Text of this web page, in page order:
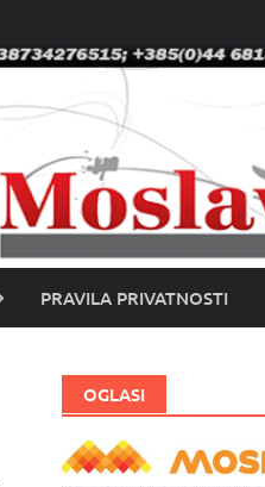
PRAVILA PRIVATNOSTI
OGLASI